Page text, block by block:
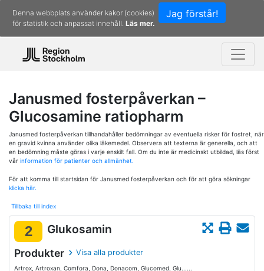
Jag förstår!
Denna webbplats använder kakor (cookies)
för statistik och anpassat innehåll. Läs mer.
Janusmed fosterpåverkan –
Glucosamine ratiopharm
Janusmed fosterpåverkan tillhandahåller bedömningar av eventuella risker för fostret, när
en gravid kvinna använder olika läkemedel. Observera att texterna är generella, och att
en bedömning måste göras i varje enskilt fall. Om du inte är medicinskt utbildad, läs först
vår information för patienter och allmänhet.
För att komma till startsidan för Janusmed fosterpåverkan och för att göra sökningar
klicka här.
Tillbaka till index
2 Glukosamin
Produkter Visa alla produkter
Artrox, Artroxan, Comfora, Dona, Donacom, Glucomed, Glu......